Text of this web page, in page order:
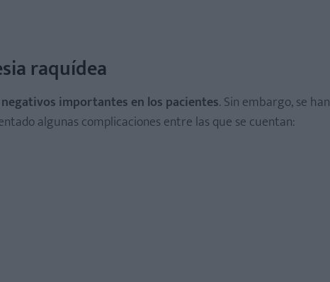
raquídea
importantes en los pacientes. Sin embargo, se han
algunas complicaciones entre las que se cuentan: